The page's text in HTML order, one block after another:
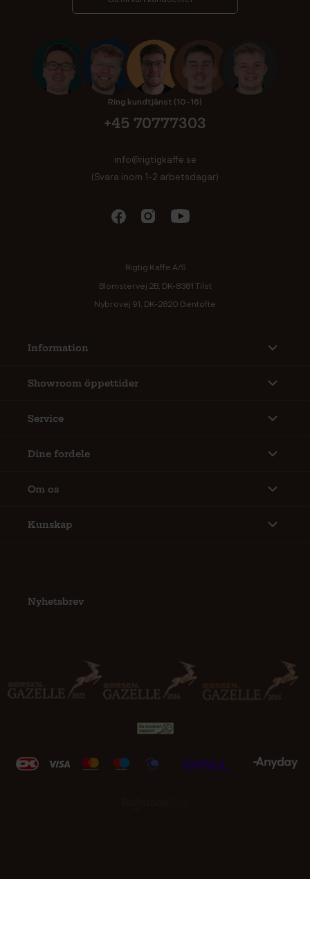
Ring kundtjänst (10-16)
+45 70777303
info@rigtigkaffe.se
(Svara inom 1-2 arbetsdagar)
Rigtig Kaffe A/S
Blomstervej 2B, DK-8381 Tilst
Nybrovej 91, DK-2820 Gentofte
Information
Showroom öppettider
Service
Dine fordele
Om os
Kunskap
Nyhetsbrev